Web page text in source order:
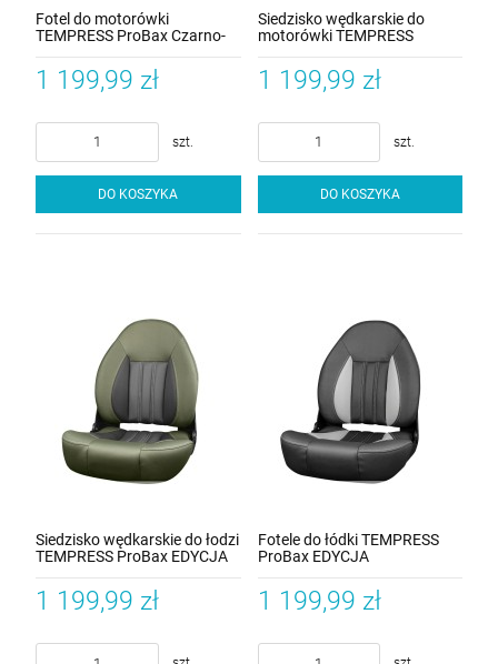
Fotel do motorówki
TEMPRESS ProBax Czarno-
1 199,99 zł
szt.
DO KOSZYKA
Siedzisko wędkarskie do
motorówki TEMPRESS
LIMITOWANA Kawa Mokka
1 199,99 zł
szt.
DO KOSZYKA
Siedzisko wędkarskie do łodzi
TEMPRESS ProBax EDYCJA
LIMITOWANA Zielone
1 199,99 zł
Fotele do łódki TEMPRESS
ProBax EDYCJA
LIMITOWANA Charcoal-
Sterling-Carbon
1 199,99 zł